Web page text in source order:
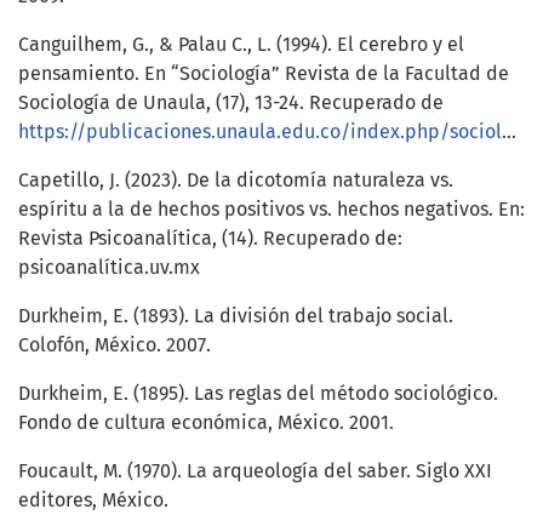
Canguilhem, G., & Palau C., L. (1994). El cerebro y el
pensamiento. En “Sociología” Revista de la Facultad de
Sociología de Unaula, (17), 13-24. Recuperado de
https://publicaciones.unaula.edu.co/index.php/sociologiaUNAULA/article/view/826
Capetillo, J. (2023). De la dicotomía naturaleza vs.
espíritu a la de hechos positivos vs. hechos negativos. En:
Revista Psicoanalítica, (14). Recuperado de:
psicoanalítica.uv.mx
Durkheim, E. (1893). La división del trabajo social.
Colofón, México. 2007.
Durkheim, E. (1895). Las reglas del método sociológico.
Fondo de cultura económica, México. 2001.
Foucault, M. (1970). La arqueología del saber. Siglo XXI
editores, México.